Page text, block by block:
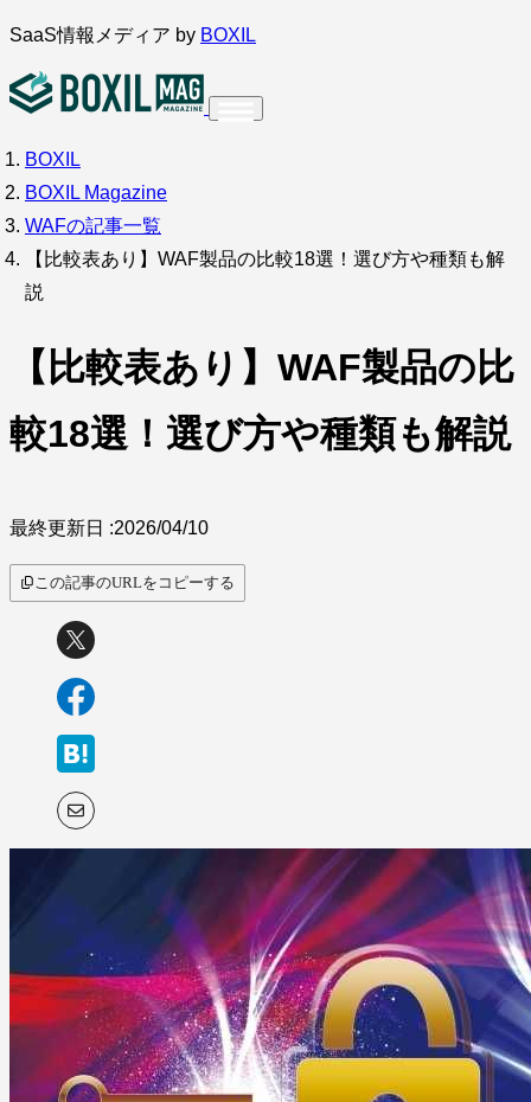
内
を
キ
ッ
プ
SaaS情報メディア by BOXIL
インタビュー
サービス比較
SaaS情報メディア by
BOXIL
BOXIL Magazine
WAFの記事一覧
【比較表あり】WAF製品の比較18選！選び方や種類も解
説
【比較表あり】WAF製品の比
較18選！選び方や種類も解説
最終更新日 :2026/04/10
この記事のURLをコピーする